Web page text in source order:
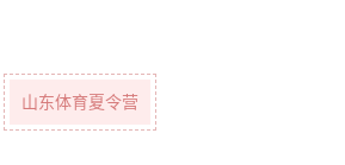
山东体育夏令营